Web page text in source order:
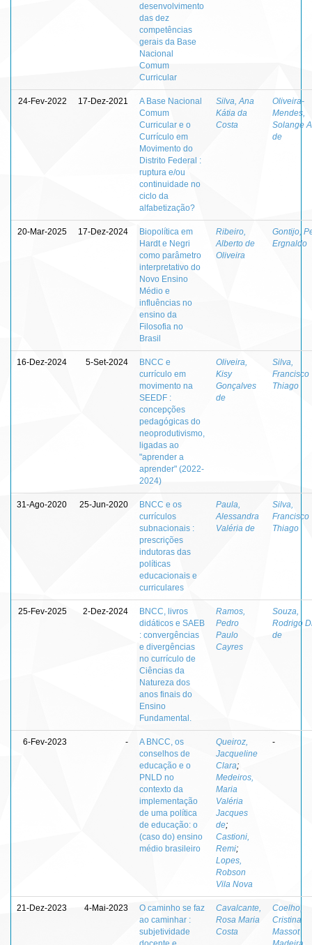
desenvolvimento
das dez
competências
gerais da Base
Nacional
Comum
Curricular
24-Fev-2022 17-Dez-2021
A Base Nacional
Comum
Curricular e o
Currículo em
Movimento do
Distrito Federal :
ruptura e/ou
continuidade no
ciclo da
alfabetização?
Silva, Ana
Kátia da
Costa
Oliveira-
Mendes,
Solange
de
20-Mar-2025 17-Dez-2024
Biopolítica em
Hardt e Negri
como parâmetro
interpretativo do
Novo Ensino
Médio e
influências no
ensino da
Filosofia no
Brasil
Ribeiro,
Alberto de
Oliveira
Gontijo,
Ergnaldo
16-Dez-2024 5-Set-2024
BNCC e
currículo em
movimento na
SEEDF :
concepções
pedagógicas do
neoprodutivismo,
ligadas ao
"aprender a
aprender" (2022-
2024)
Oliveira,
Kisy
Gonçalves
de
Silva,
Francisco
Thiago
31-Ago-2020 25-Jun-2020
BNCC e os
currículos
subnacionais :
prescrições
indutoras das
políticas
educacionais e
curriculares
Paula,
Alessandra
Valéria de
Silva,
Francisco
Thiago
25-Fev-2025 2-Dez-2024
BNCC, livros
didáticos e SAEB
: convergências
e divergências
no currículo de
Ciências da
Natureza dos
anos finais do
Ensino
Fundamental.
Ramos,
Pedro
Paulo
Cayres
Souza,
Rodrigo
de
6-Fev-2023 -
A BNCC, os
conselhos de
educação e o
PNLD no
contexto da
implementação
de uma política
de educação: o
(caso do) ensino
médio brasileiro
Queiroz,
Jacqueline
Clara;
Medeiros,
Maria
Valéria
Jacques
de;
Castioni,
Remi;
Lopes,
Robson
Vila Nova
-
21-Dez-2023 4-Mai-2023
O caminho se faz
ao caminhar :
subjetividade
Cavalcante,
Rosa Maria
Costa
Coelho,
Cristina
Massot